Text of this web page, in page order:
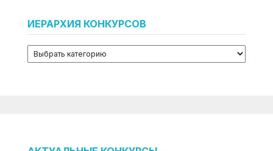
ИЕРАРХИЯ КОНКУРСОВ